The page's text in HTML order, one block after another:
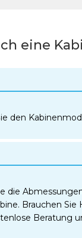
eine
den
die
Brauchen Sie
Beratung